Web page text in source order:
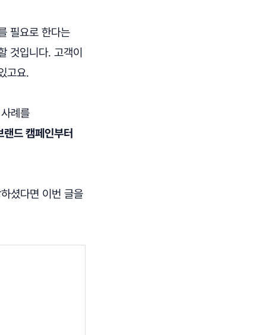
필요로 한다는
것입니다. 고객이
고요.
사례를
랜드 캠페인부터
셨다면 이번 글을